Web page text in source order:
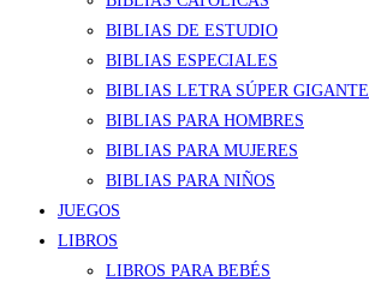
BIBLIAS DE ESTUDIO
BIBLIAS ESPECIALES
BIBLIAS LETRA SÚPER GIGANTE
BIBLIAS PARA HOMBRES
BIBLIAS PARA MUJERES
BIBLIAS PARA NIÑOS
JUEGOS
LIBROS
LIBROS PARA BEBÉS